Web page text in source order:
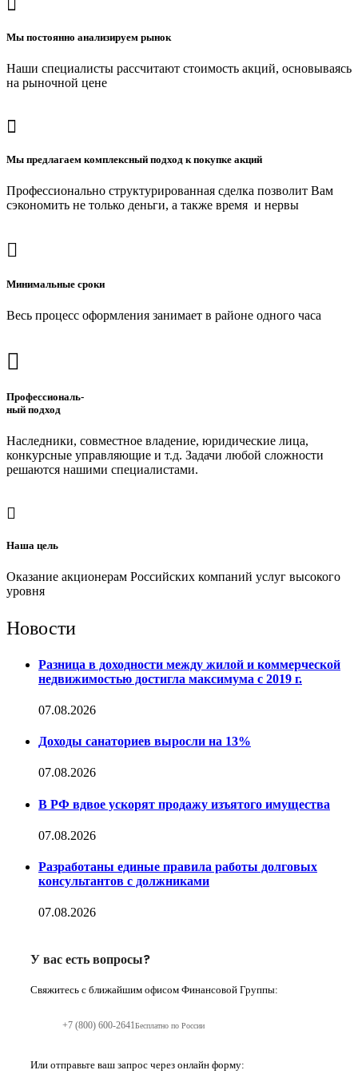
Мы постоянно анализируем рынок
Наши специалисты рассчитают стоимость акций, основываясь
на рыночной цене
Мы предлагаем комплексный подход к покупке акций
Профессионально структурированная сделка позволит Вам
сэкономить не только деньги, а также время и нервы
Минимальные сроки
Весь процесс оформления занимает в районе одного часа
Профессиональ-
ный подход
Наследники, совместное владение, юридические лица,
конкурсные управляющие и т.д. Задачи любой сложности
решаются нашими специалистами.
Наша цель
Оказание акционерам Российских компаний услуг высокого
уровня
Новости
Разница в доходности между жилой и коммерческой
недвижимостью достигла максимума с 2019 г.
07.08.2026
Доходы санаториев выросли на 13%
07.08.2026
В РФ вдвое ускорят продажу изъятого имущества
07.08.2026
Разработаны единые правила работы долговых
консультантов с должниками
07.08.2026
У вас есть вопросы?
Свяжитесь с ближайшим офисом Финансовой Группы:
+7 (800) 600-2641Бесплатно по России
Или отправьте ваш запрос через онлайн форму: